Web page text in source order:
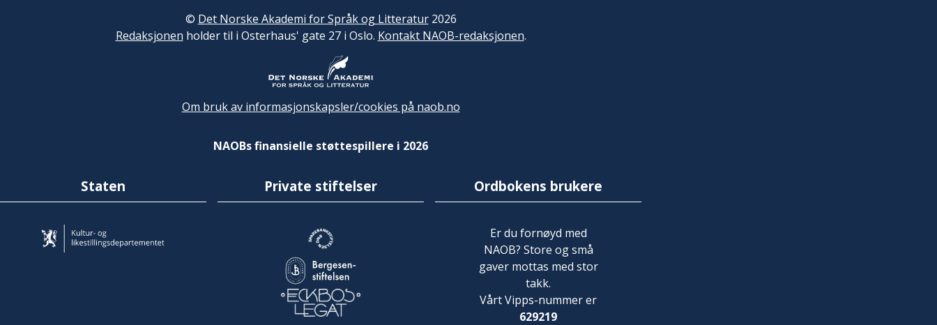
© Det Norske Akademi for Språk og Litteratur2026
Redaksjonen holder til i Osterhaus' gate 27 i Oslo. Kontakt NAOB-redaksjonen.
Om bruk av informasjonskapsler/cookies på naob.no
NAOBs finansielle støttespillere i 2026
Staten Private stiftelser Ordbokens brukere
Er du fornøyd med
NAOB? Store og små
gaver mottas med stor
takk.
Vårt Vipps-nummer er
629219